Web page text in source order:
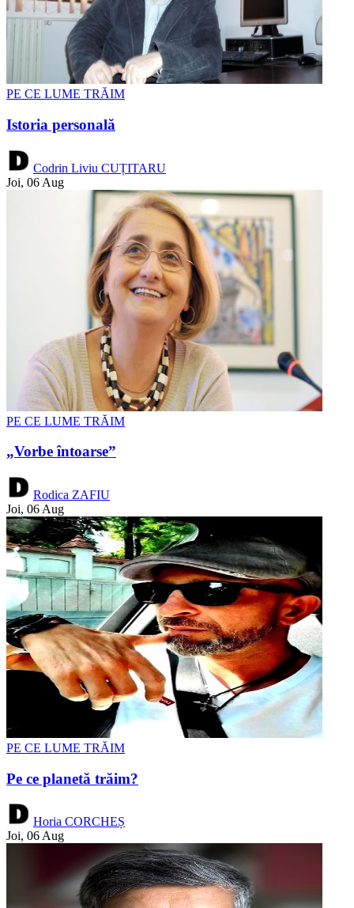
PE CE LUME TRĂIM
Istoria personală
Codrin Liviu CUȚITARU
Joi, 06 Aug
PE CE LUME TRĂIM
„Vorbe întoarse”
Rodica ZAFIU
Joi, 06 Aug
PE CE LUME TRĂIM
Pe ce planetă trăim?
Horia CORCHEȘ
Joi, 06 Aug